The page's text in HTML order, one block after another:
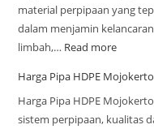
material perpipaan yang
dalam menjamin
limbah,… Read more
Harga Pipa HDPE Mojokerto
Harga Pipa HDPE
sistem perpipaan, kualitas